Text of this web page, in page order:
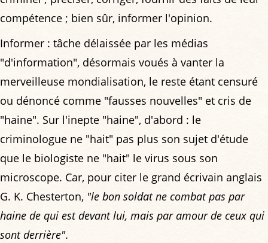
compétence ; bien sûr, informer l'opinion.
Informer : tâche délaissée par les médias
"d'information", désormais voués à vanter la
merveilleuse mondialisation, le reste étant censuré
ou dénoncé comme "fausses nouvelles" et cris de
"haine". Sur l'inepte "haine", d'abord : le
criminologue ne "hait" pas plus son sujet d'étude
que le biologiste ne "hait" le virus sous son
microscope. Car, pour citer le grand écrivain anglais
G. K. Chesterton, "le bon soldat ne combat pas par
haine de qui est devant lui, mais par amour de ceux qui
sont derrière".